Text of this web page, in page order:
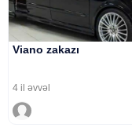
Viano zakazı
4 il əvvəl